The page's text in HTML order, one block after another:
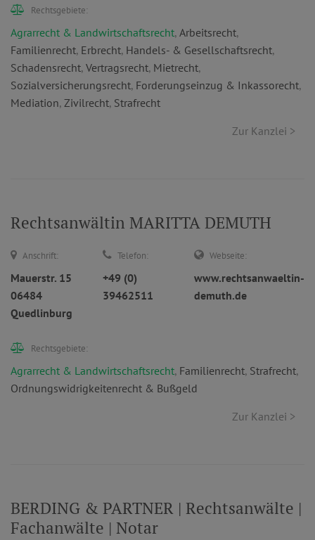
Rechtsgebiete:
Agrarrecht & Landwirtschaftsrecht, Arbeitsrecht,
Familienrecht, Erbrecht, Handels- & Gesellschaftsrecht,
Schadensrecht, Vertragsrecht, Mietrecht,
Sozialversicherungsrecht, Forderungseinzug & Inkassorecht,
Mediation, Zivilrecht, Strafrecht
Zur Kanzlei >
Rechtsanwältin MARITTA DEMUTH
Anschrift:
Mauerstr. 15
06484
Quedlinburg
Telefon:
+49 (0)
39462511
Webseite:
www.rechtsanwaeltin-
demuth.de
Rechtsgebiete:
Agrarrecht & Landwirtschaftsrecht, Familienrecht, Strafrecht,
Ordnungswidrigkeitenrecht & Bußgeld
Zur Kanzlei >
BERDING & PARTNER | Rechtsanwälte |
Fachanwälte | Notar